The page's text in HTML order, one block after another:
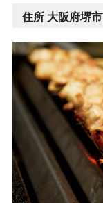
住所 大阪府堺